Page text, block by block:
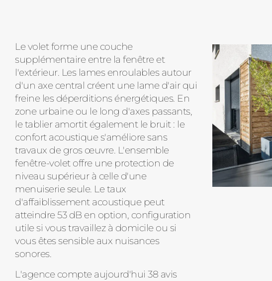
Le volet forme une couche
supplémentaire entre la fenêtre et
l'extérieur. Les lames enroulables autour
d'un axe central créent une lame d'air qui
freine les déperditions énergétiques. En
zone urbaine ou le long d'axes passants,
le tablier amortit également le bruit : le
confort acoustique s'améliore sans
travaux de gros œuvre. L'ensemble
fenêtre-volet offre une protection de
niveau supérieur à celle d'une
menuiserie seule. Le taux
d'affaiblissement acoustique peut
atteindre 53 dB en option, configuration
utile si vous travaillez à domicile ou si
vous êtes sensible aux nuisances
sonores.
L'agence compte aujourd'hui 38 avis